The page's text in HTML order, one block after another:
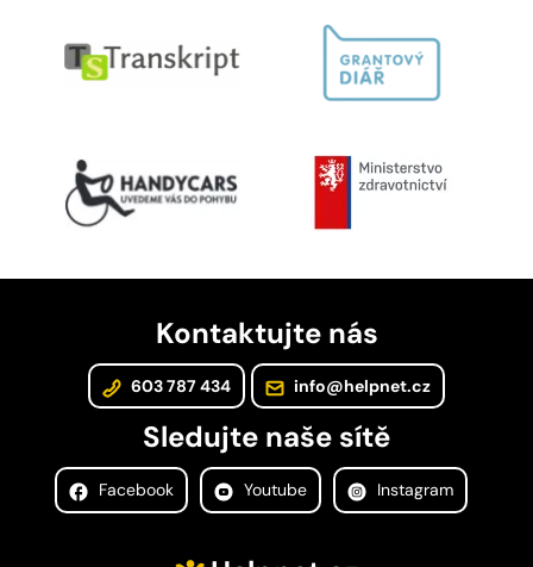
Kontaktujte nás
603 787 434 info@helpnet.cz
Sledujte naše sítě
Facebook Youtube Instagram